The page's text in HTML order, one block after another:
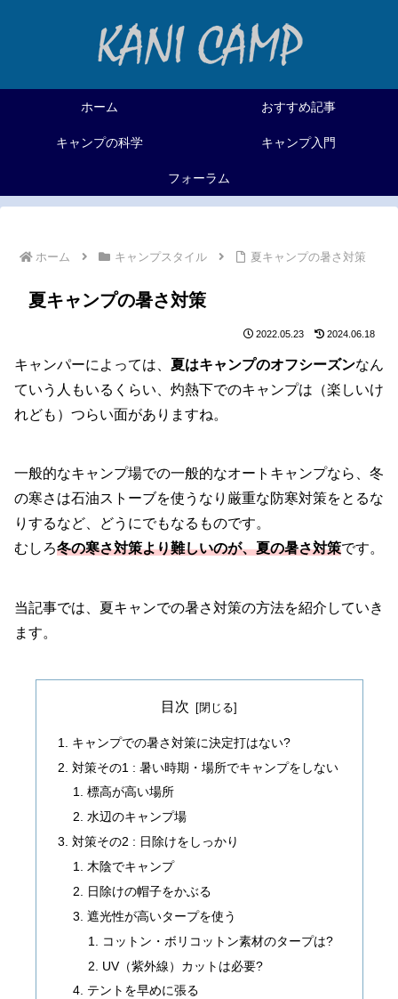
ホーム おすすめ記事
キャンプの科学 キャンプ入門
フォーラム
ホーム キャンプスタイル 夏キャンプの暑さ対策
夏キャンプの暑さ対策
2022.05.23 2024.06.18
キャンパーによっては、 夏はキャンプのオフシーズンなん
ていう人もいるくらい、灼熱下でのキャンプは（楽しいけ
れども）つらい面がありますね。
一般的なキャンプ場での一般的なオートキャンプなら、冬
の寒さは石油ストーブを使うなり厳重な防寒対策をとるな
りするなど、どうにでもなるものです。
むしろ冬の寒さ対策より難しいのが、夏の暑さ対策です。
当記事では、夏キャンでの暑さ対策の方法を紹介していき
ます。
目次
キャンプでの暑さ対策に決定打はない?
対策その1 : 暑い時期・場所でキャンプをしない
標高が高い場所
水辺のキャンプ場
対策その2 : 日除けをしっかり
木陰でキャンプ
日除けの帽子をかぶる
遮光性が高いタープを使う
コットン・ボリコットン素材のタープは?
UV（紫外線）カットは必要?
テントを早めに張る